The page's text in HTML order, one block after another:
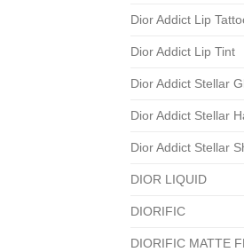
Dior Addict Lip
Dior Addict Lip Tint
Dior Addict Stellar
Dior Addict Stellar
Dior Addict Stellar
DIOR LIQUID
DIORIFIC
DIORIFIC MATTE